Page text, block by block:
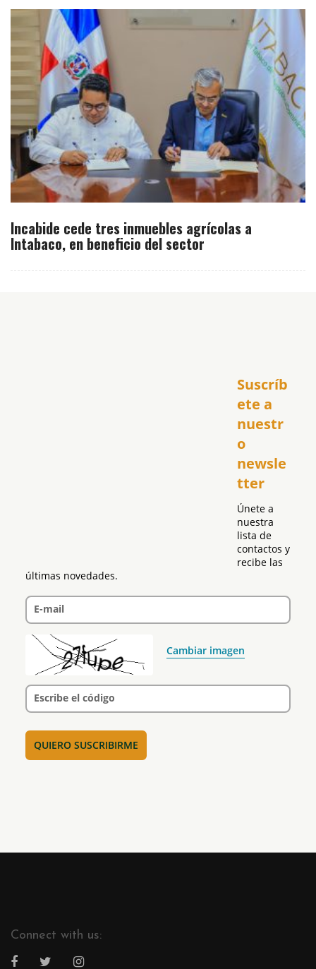
Incabide cede tres inmuebles agrícolas a
Intabaco, en beneficio del sector
Suscríb
ete a
nuestr
o
newsle
tter
Únete a
nuestra
lista de
contactos y
recibe las
últimas novedades.
E-mail
Cambiar imagen
Escribe el código
Connect with us: